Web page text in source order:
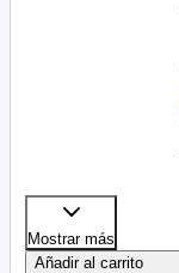
Mostrar más
Añadir al carrito